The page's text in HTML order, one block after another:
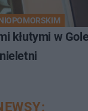
kłutymi w